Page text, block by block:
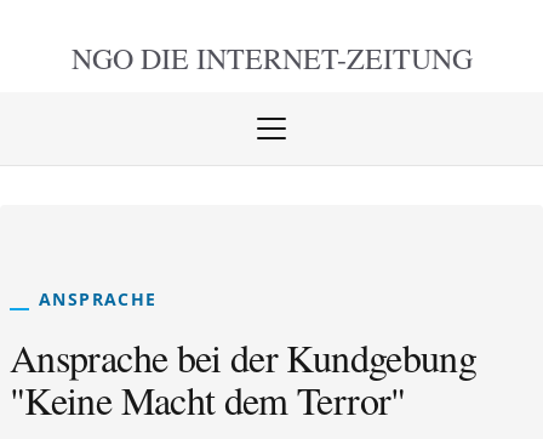
NGO DIE INTERNET-ZEITUNG
Menü
ANSPRACHE
Ansprache bei der Kundgebung
"Keine Macht dem Terror"